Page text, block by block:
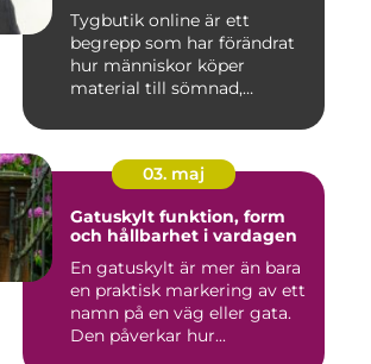
Tygbutik online är ett
begrepp som har förändrat
hur människor köper
material till sömnad,
03. maj
Gatuskylt funktion, form
och hållbarhet i vardagen
En gatuskylt är mer än bara
en praktisk markering av ett
namn på en väg eller gata.
Den påverkar hur...